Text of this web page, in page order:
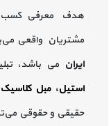
هدف معرفی کسب
مشتریان واقعی
ایران می باشد،
استیل،مبل کلاسیک
حقیقی و حقوقی